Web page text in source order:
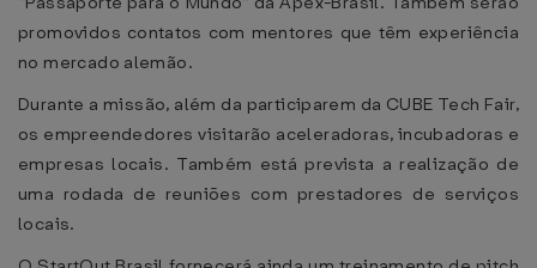
promovidos contatos com mentores que têm experiência
no mercado alemão.
Durante a missão, além da participarem da CUBE Tech Fair,
os empreendedores visitarão aceleradoras, incubadoras e
empresas locais. Também está prevista a realização de
uma rodada de reuniões com prestadores de serviços
locais.